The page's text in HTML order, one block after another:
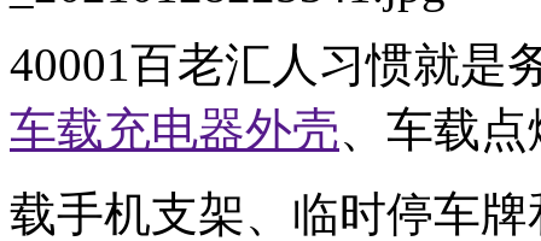
40001百老汇人习惯就是
车载充电器外壳、车载
载手机支架、临时停车